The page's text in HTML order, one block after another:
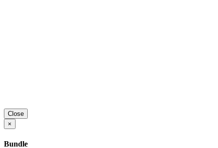
Close
×
Bundle